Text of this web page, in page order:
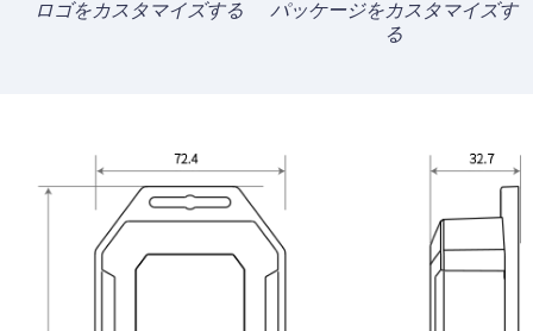
ロゴをカスタマイズする
パッケージをカスタマイズす
る